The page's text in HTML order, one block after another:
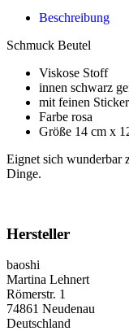
Beschreibung
Schmuck Beutel
Viskose Stoff
innen schwarz
mit feinen
Farbe rosa
Größe 14 cm x
Eignet sich wunderbar
Dinge.
Hersteller
baoshi
Martina Lehnert
Römerstr. 1
74861 Neudenau
Deutschland